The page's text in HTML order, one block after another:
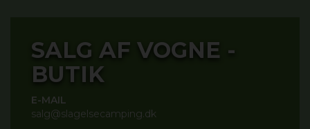
SALG AF VOGNE -
BUTIK
E-MAIL
salg@slagelsecamping.dk